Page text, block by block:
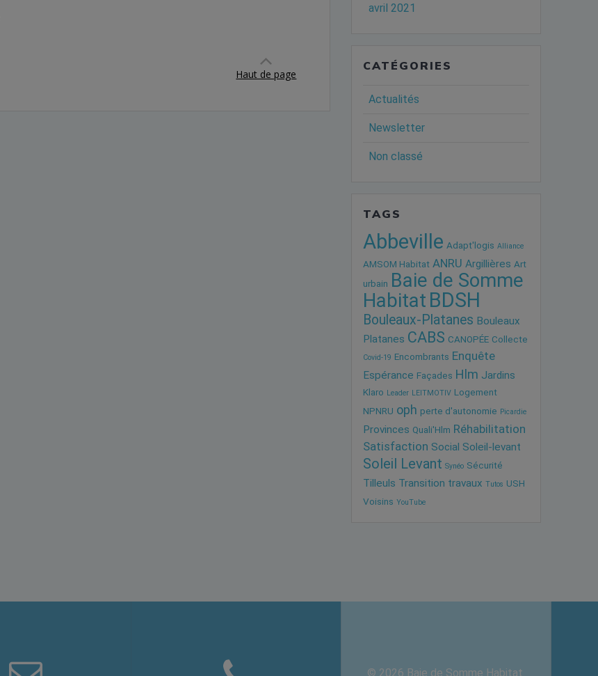
Haut de page
avril 2021
CATÉGORIES
Actualités
Newsletter
Non classé
TAGS
Abbeville Adapt'logis Alliance
AMSOM Habitat ANRU Argillières Art
urbain Baie de Somme
Habitat BDSH
Bouleaux-Platanes Bouleaux
Platanes CABS CANOPÉE Collecte
Covid-19 Encombrants Enquête
Espérance Façades Hlm Jardins
Klaro Leader LEITMOTIV Logement
NPNRU oph perte d'autonomie Picardie
Provinces Quali'Hlm Réhabilitation
Satisfaction Social Soleil-levant
Soleil Levant Synéo Sécurité
Tilleuls Transition travaux Tutos USH
Voisins YouTube
© 2026 Baie de Somme Habitat.